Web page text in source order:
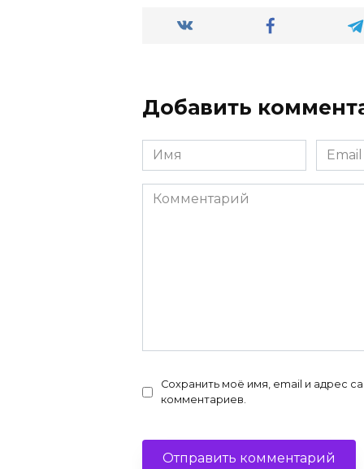
Добавить
Имя Email
Комментарий
Сохранить моё имя, email и адрес
комментариев.